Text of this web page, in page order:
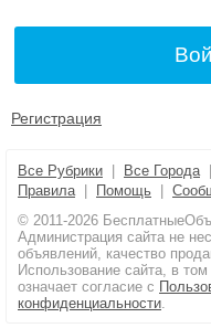
Регистрация
Все Рубрики Все Города
Правила| Помощь
© 2011-2026
Администрация сайта не
объявлений, качество
Использование сайта, в
означает согласие с
конфиденциальности.